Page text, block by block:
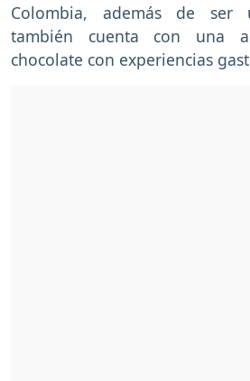
Colombia, además de ser
también cuenta con una
chocolate con experiencias